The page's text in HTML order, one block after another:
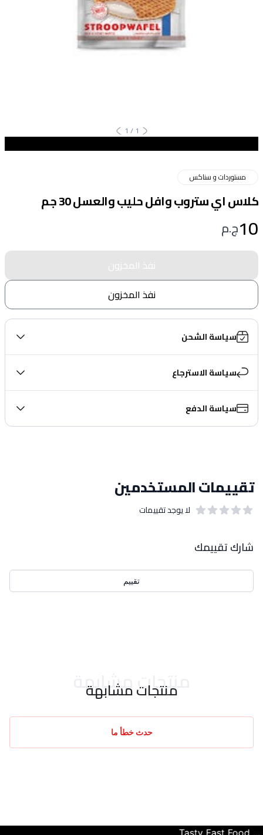
1
/
1
مستوردات و سناكس
كلاس اي ستروب وافل حليب والعسل 30 جم
10ج.م
نفذ المخزون
نفذ المخزون
سياسة الشحن
سياسة الاسترجاع
سياسة الدفع
تقييمات المستخدمين
لا يوجد تقييمات
شارك تقييمك
تقييم
منتجات مشابهة
منتجات مشابهة
حدث خطأ ما
Tasty Fast Food ...